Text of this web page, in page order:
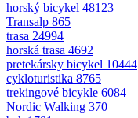
horský bicykel 48123
Transalp 865
trasa 24994
horská trasa 4692
pretekársky bicykel 10444
cykloturistika 8765
trekingové bicykle 6084
Nordic Walking 370